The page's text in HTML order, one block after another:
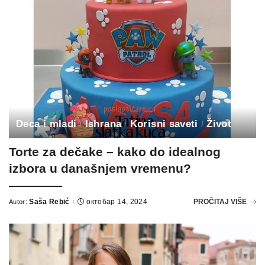
Deca i mladi Ishrana Korisni saveti Život
Torte za dečake – kako do idealnog
izbora u današnjem vremenu?
Posted
Autor: Saša Rebić октобар 14, 2024 PROČITAJ VIŠE